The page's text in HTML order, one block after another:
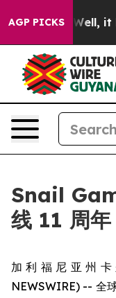
AGP PICKS
40%. Well, it
Snail
线 11 周年
加利福尼亚州卡
NEWSWIRE) -- 全